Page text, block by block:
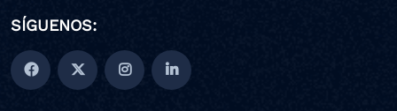
SÍGUENOS: